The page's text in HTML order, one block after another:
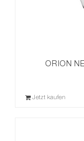
ORION
Jetzt kaufen